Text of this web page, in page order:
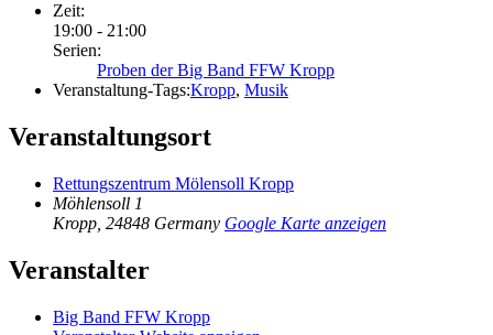
Zeit:
19:00 - 21:00
Serien:
Proben der Big Band FFW Kropp
Veranstaltung-Tags:Kropp, Musik
Veranstaltungsort
Rettungszentrum Mölensoll Kropp
Möhlensoll 1
Kropp 24848 Germany Google Karte anzeigen
Veranstalter
Big Band FFW Kropp